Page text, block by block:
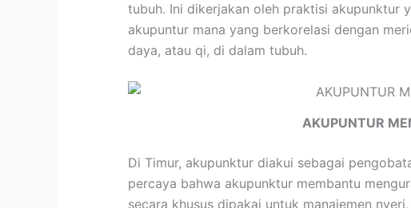
tubuh. Ini dikerjakan oleh praktisi akupunktur
akupuntur mana yang berkorelasi dengan
daya, atau qi, di dalam tubuh.
AKUPUNTUR
Di Timur, akupunktur diakui sebagai
percaya bahwa akupunktur membantu
secara khusus dipakai untuk manajemen